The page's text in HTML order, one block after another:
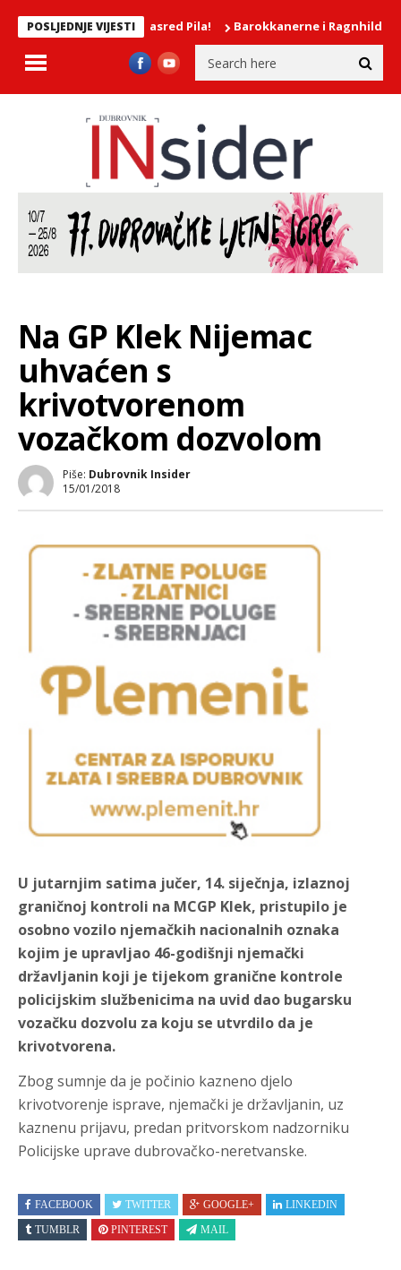
POSLJEDNJE VIJESTI
mokrile nasred Pila! Barokkanerne i Ragnhild Hemsing
Na GP Klek Nijemac
uhvaćen s
krivotvorenom
vozačkom dozvolom
Piše: Dubrovnik Insider
15/01/2018
U jutarnjim satima jučer, 14. siječnja, izlaznoj
graničnoj kontroli na MCGP Klek, pristupilo je
osobno vozilo njemačkih nacionalnih oznaka
kojim je upravljao 46-godišnji njemački
državljanin koji je tijekom granične kontrole
policijskim službenicima na uvid dao bugarsku
vozačku dozvolu za koju se utvrdilo da je
krivotvorena.
Zbog sumnje da je počinio kazneno djelo
krivotvorenje isprave, njemački je državljanin, uz
kaznenu prijavu, predan pritvorskom nadzorniku
Policijske uprave dubrovačko-neretvanske.
FACEBOOK TWITTER GOOGLE+
LINKEDIN
TUMBLR
PINTEREST MAIL